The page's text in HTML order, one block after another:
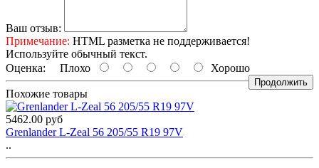
Ваш отзыв:
Примечание: HTML разметка не поддерживается!
Используйте обычный текст.
Оценка: Плохо Хорошо
Продолжить
Похожие товары
5462.00 руб
Grenlander L-Zeal 56 205/55 R19 97V
..